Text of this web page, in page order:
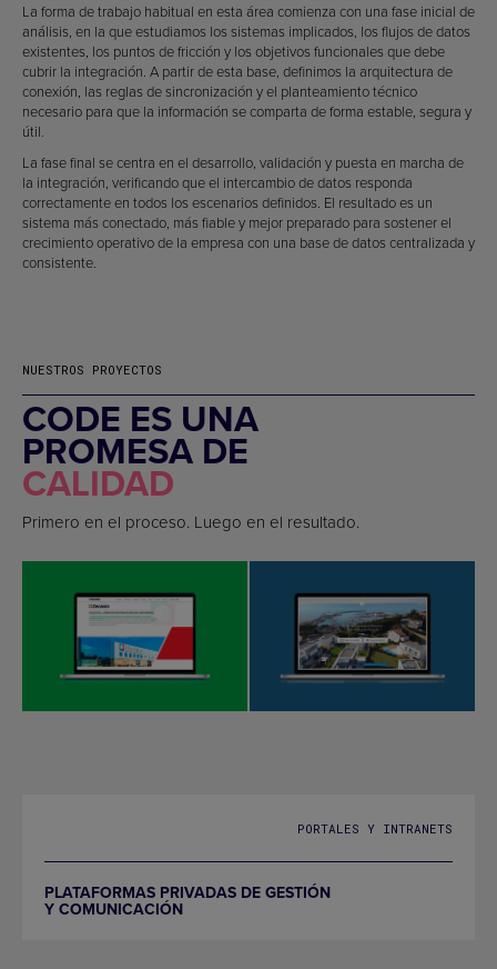
La forma de trabajo habitual en esta área comienza con una fase inicial de
análisis, en la que estudiamos los sistemas implicados, los flujos de datos
existentes, los puntos de fricción y los objetivos funcionales que debe
cubrir la integración. A partir de esta base, definimos la arquitectura de
conexión, las reglas de sincronización y el planteamiento técnico
necesario para que la información se comparta de forma estable, segura y
útil.
La fase final se centra en el desarrollo, validación y puesta en marcha de
la integración, verificando que el intercambio de datos responda
correctamente en todos los escenarios definidos. El resultado es un
sistema más conectado, más fiable y mejor preparado para sostener el
crecimiento operativo de la empresa con una base de datos centralizada y
consistente.
NUESTROS PROYECTOS
CODE ES UNA
PROMESA DE
CALIDAD
Primero en el proceso. Luego en el resultado.
PORTALES Y INTRANETS
PLATAFORMAS PRIVADAS DE GESTIÓN
Y COMUNICACIÓN